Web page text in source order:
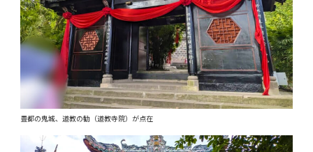
豊都の鬼城、道教の勧（道教寺院）が点在